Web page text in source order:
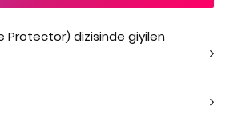
Protector) dizisinde giyilen